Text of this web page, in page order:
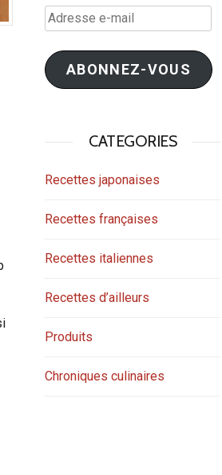
Adresse
e-
mail
ABONNEZ-VOUS
CATEGORIES
Recettes japonaises
Recettes françaises
Recettes italiennes
Recettes d’ailleurs
Produits
Chroniques culinaires